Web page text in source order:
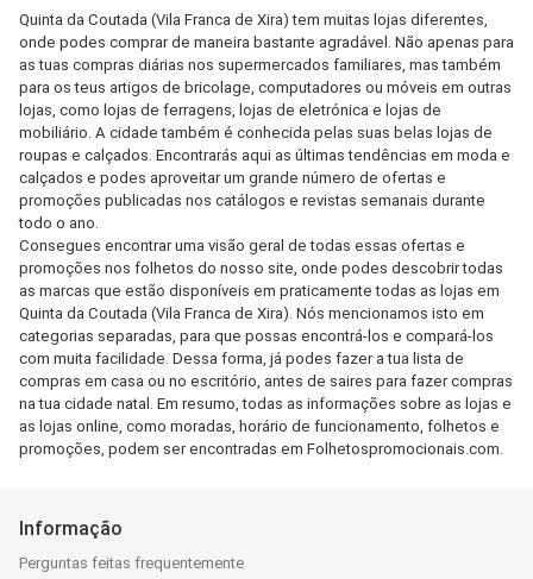
Quinta da Coutada (Vila Franca de Xira) tem muitas lojas diferentes,
onde podes comprar de maneira bastante agradável. Não apenas para
as tuas compras diárias nos supermercados familiares, mas também
para os teus artigos de bricolage, computadores ou móveis em outras
lojas, como lojas de ferragens, lojas de eletrónica e lojas de
mobiliário. A cidade também é conhecida pelas suas belas lojas de
roupas e calçados. Encontrarás aqui as últimas tendências em moda e
calçados e podes aproveitar um grande número de ofertas e
promoções publicadas nos catálogos e revistas semanais durante
todo o ano.
Consegues encontrar uma visão geral de todas essas ofertas e
promoções nos folhetos do nosso site, onde podes descobrir todas
as marcas que estão disponíveis em praticamente todas as lojas em
Quinta da Coutada (Vila Franca de Xira). Nós mencionamos isto em
categorias separadas, para que possas encontrá-los e compará-los
com muita facilidade. Dessa forma, já podes fazer a tua lista de
compras em casa ou no escritório, antes de saires para fazer compras
na tua cidade natal. Em resumo, todas as informações sobre as lojas e
as lojas online, como moradas, horário de funcionamento, folhetos e
promoções, podem ser encontradas em Folhetospromocionais.com.
Informação
Perguntas feitas frequentemente